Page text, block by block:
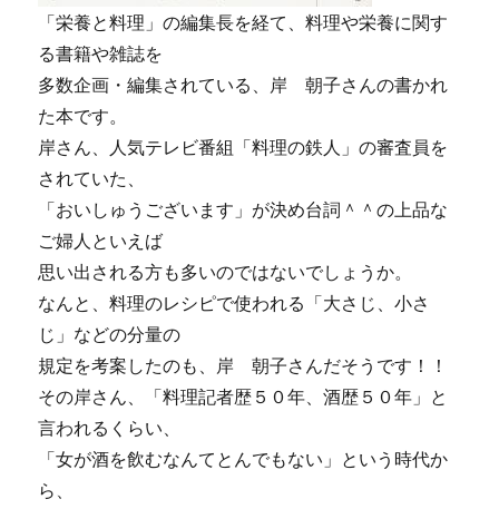
「栄養と料理」の編集長を経て、料理や栄養に関す
る書籍や雑誌を
多数企画・編集されている、岸 朝子さんの書かれ
た本です。
岸さん、人気テレビ番組「料理の鉄人」の審査員を
されていた、
「おいしゅうございます」が決め台詞＾＾の上品な
ご婦人といえば
思い出される方も多いのではないでしょうか。
なんと、料理のレシピで使われる「大さじ、小さ
じ」などの分量の
規定を考案したのも、岸 朝子さんだそうです！！
その岸さん、「料理記者歴５０年、酒歴５０年」と
言われるくらい、
「女が酒を飲むなんてとんでもない」という時代か
ら、